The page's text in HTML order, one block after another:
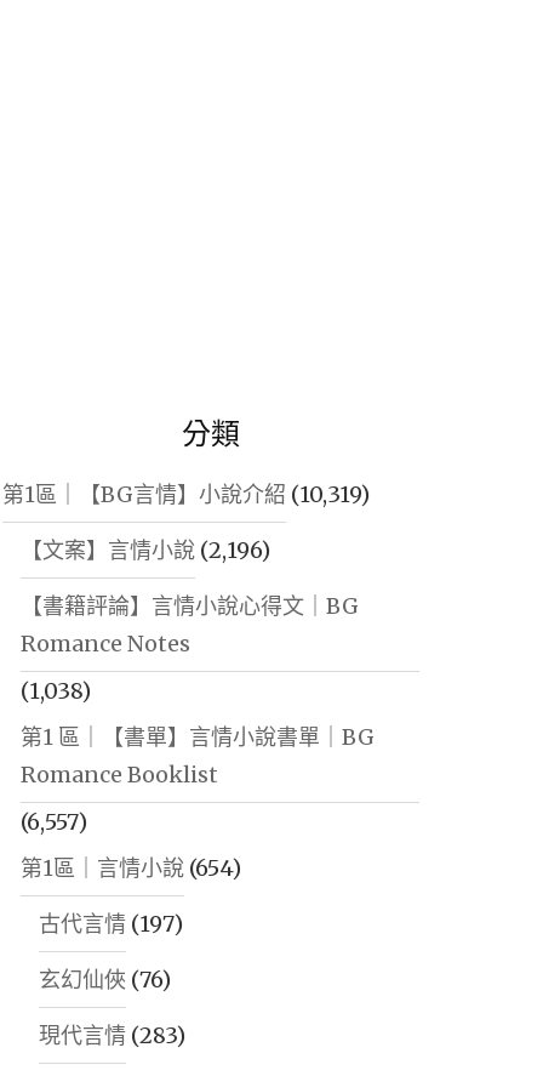
分類
第1區｜【BG言情】小說介紹 (10,319)
【文案】言情小說(2,196)
【書籍評論】言情小說心得文｜BG
Romance Notes
(1,038)
第1 區｜【書單】言情小說書單｜BG
Romance Booklist
(6,557)
第1區｜言情小說(654)
古代言情(197)
玄幻仙俠 (76)
現代言情(283)